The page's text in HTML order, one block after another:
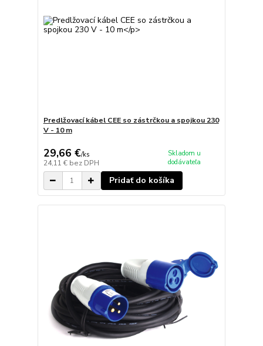
Predlžovací kábel CEE so zástrčkou a spojkou 230
V - 10 m
29,66 €/ks
24,11 € bez DPH
Skladom u
dodávateľa
Pridať do košíka